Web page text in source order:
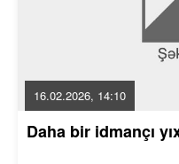
16.02.2026, 14:10
Daha bir idmançı